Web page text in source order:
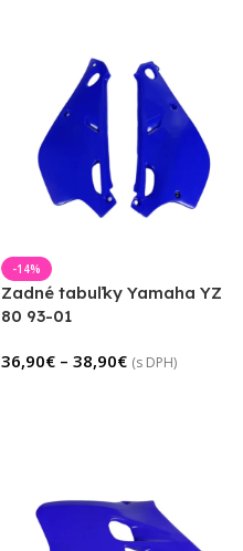
-14%
Zadné tabuľky Yamaha YZ
80 93-01
36,90€ – 38,90€ (s DPH)